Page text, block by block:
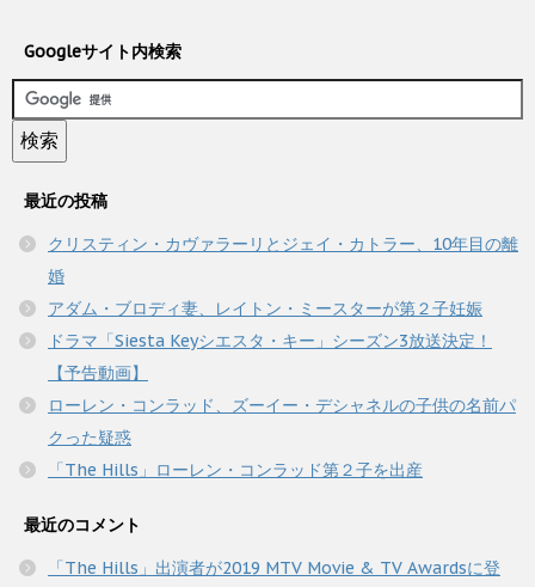
Googleサイト内検索
最近の投稿
クリスティン・カヴァラーリとジェイ・カトラー、10年目の離
婚
アダム・ブロディ妻、レイトン・ミースターが第２子妊娠
ドラマ「Siesta Keyシエスタ・キー」シーズン3放送決定！
【予告動画】
ローレン・コンラッド、ズーイー・デシャネルの子供の名前パ
クった疑惑
「The Hills」ローレン・コンラッド第２子を出産
最近のコメント
「The Hills」出演者が2019 MTV Movie & TV Awardsに登